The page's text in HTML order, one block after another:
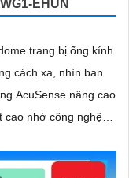
EHUN
trang bị ống kính
cách xa, nhìn ban
AcuSense nâng cao
cao nhờ công nghệ